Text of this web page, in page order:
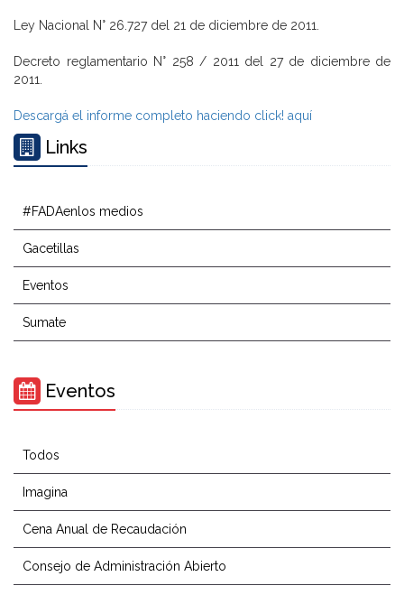
Ley Nacional N° 26.727 del 21 de diciembre de 2011.
Decreto reglamentario N° 258 / 2011 del 27 de diciembre de
2011.
Descargá el informe completo haciendo click! aquí
Links
#FADAenlos medios
Gacetillas
Eventos
Sumate
Eventos
Todos
Imagina
Cena Anual de Recaudación
Consejo de Administración Abierto